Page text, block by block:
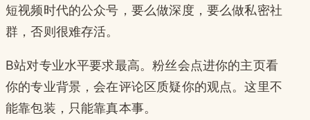
短视频时代的公众号，要么做深度，要么做私密社
群，否则很难存活。
B站对专业水平要求最高。粉丝会点进你的主页看
你的专业背景，会在评论区质疑你的观点。这里不
能靠包装，只能靠真本事。